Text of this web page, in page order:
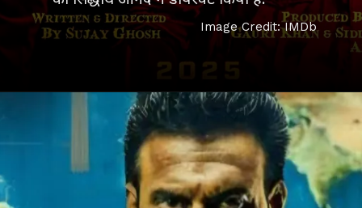
Image Credit: IMDb